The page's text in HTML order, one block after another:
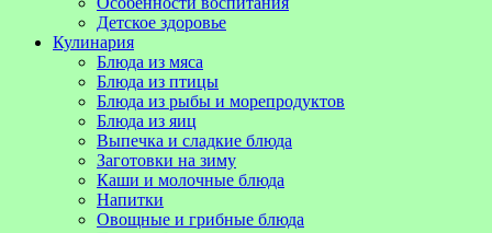
Детское здоровье
Кулинария
Блюда из мяса
Блюда из птицы
Блюда из рыбы и морепродуктов
Блюда из яиц
Выпечка и сладкие блюда
Заготовки на зиму
Каши и молочные блюда
Напитки
Овощные и грибные блюда